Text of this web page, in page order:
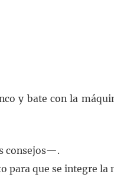
y bate con la
consejos—.
para que se integre la